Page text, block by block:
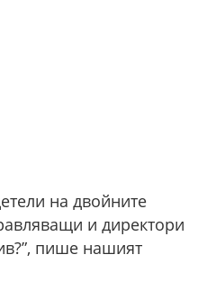
на двойните
и директори
пише нашият